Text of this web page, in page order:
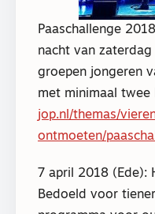
Paaschallenge
nacht van
groepen jongeren
met minimaal twee
jop.nl/themas/
ontmoeten/
7 april 2018 (Ede):
Bedoeld voor